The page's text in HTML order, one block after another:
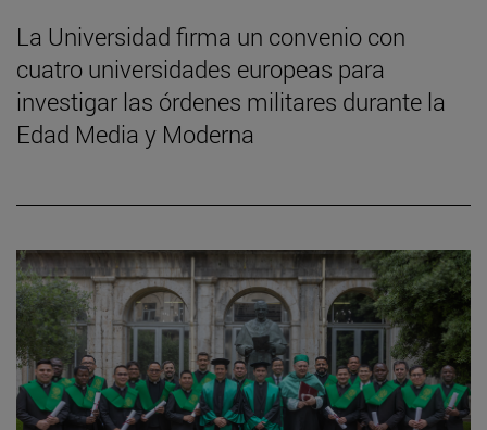
La Universidad firma un convenio con
cuatro universidades europeas para
investigar las órdenes militares durante la
Edad Media y Moderna